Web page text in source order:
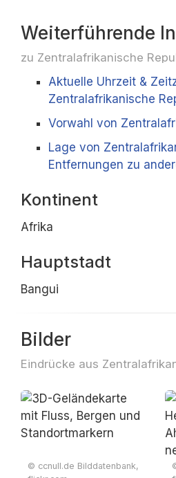
Weiterführende
zu Zentralafrikanische
Aktuelle Uhrzeit &
Zentralafrikanische
Vorwahl von
Lage von
Entfernungen zu
Kontinent
Afrika
Hauptstadt
Bangui
Bilder
Eindrücke aus
© ccnull.de Bilddatenbank,